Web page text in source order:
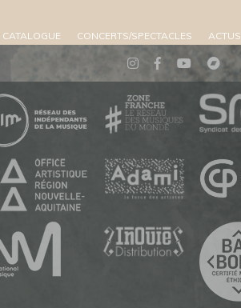
CATALOGUE CONCERTS/SPECTACLES ACTUS